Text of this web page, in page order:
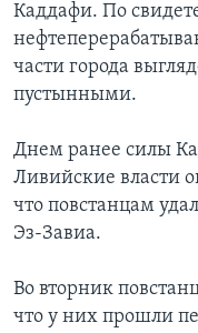
Каддафи. По
части города
пустынными.
Днем ранее силы
Ливийские власти
что повстанцам
Эз-Завиа.
Во вторник
что у них прошли